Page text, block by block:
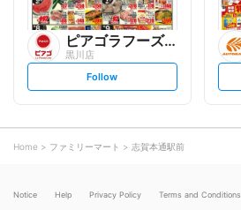
ピアゴラフーズコア
黒川店
s
l
o
Follow
Home ファミリーマート 志賀本通駅前
Notice Help Privacy Policy Terms and Conditions